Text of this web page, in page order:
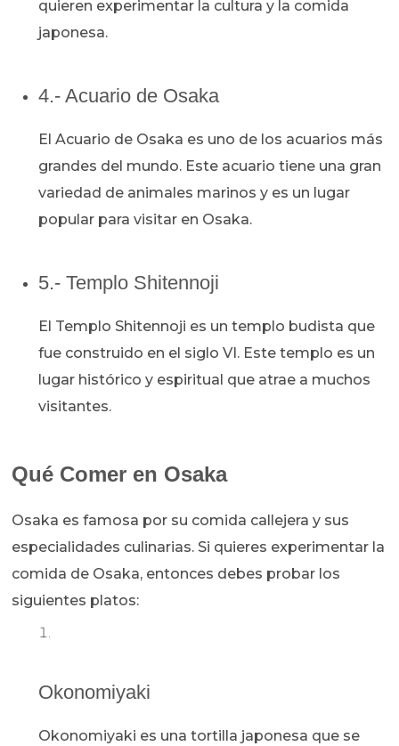
quieren experimentar la cultura y la comida
japonesa.
4.- Acuario de Osaka
El Acuario de Osaka es uno de los acuarios más
grandes del mundo. Este acuario tiene una gran
variedad de animales marinos y es un lugar
popular para visitar en Osaka.
5.- Templo Shitennoji
El Templo Shitennoji es un templo budista que
fue construido en el siglo VI. Este templo es un
lugar histórico y espiritual que atrae a muchos
visitantes.
Qué Comer en Osaka
Osaka es famosa por su comida callejera y sus
especialidades culinarias. Si quieres experimentar la
comida de Osaka, entonces debes probar los
siguientes platos:
Okonomiyaki
Okonomiyaki es una tortilla japonesa que se